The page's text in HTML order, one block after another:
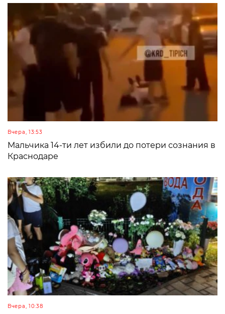
Вчера, 13:53
Мальчика 14-ти лет избили до потери сознания в
Краснодаре
Вчера, 10:38